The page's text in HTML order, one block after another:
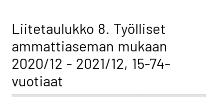
Liitetaulukko 8. Työlliset
ammattiaseman mukaan
2020/12 - 2021/12, 15-74-
vuotiaat